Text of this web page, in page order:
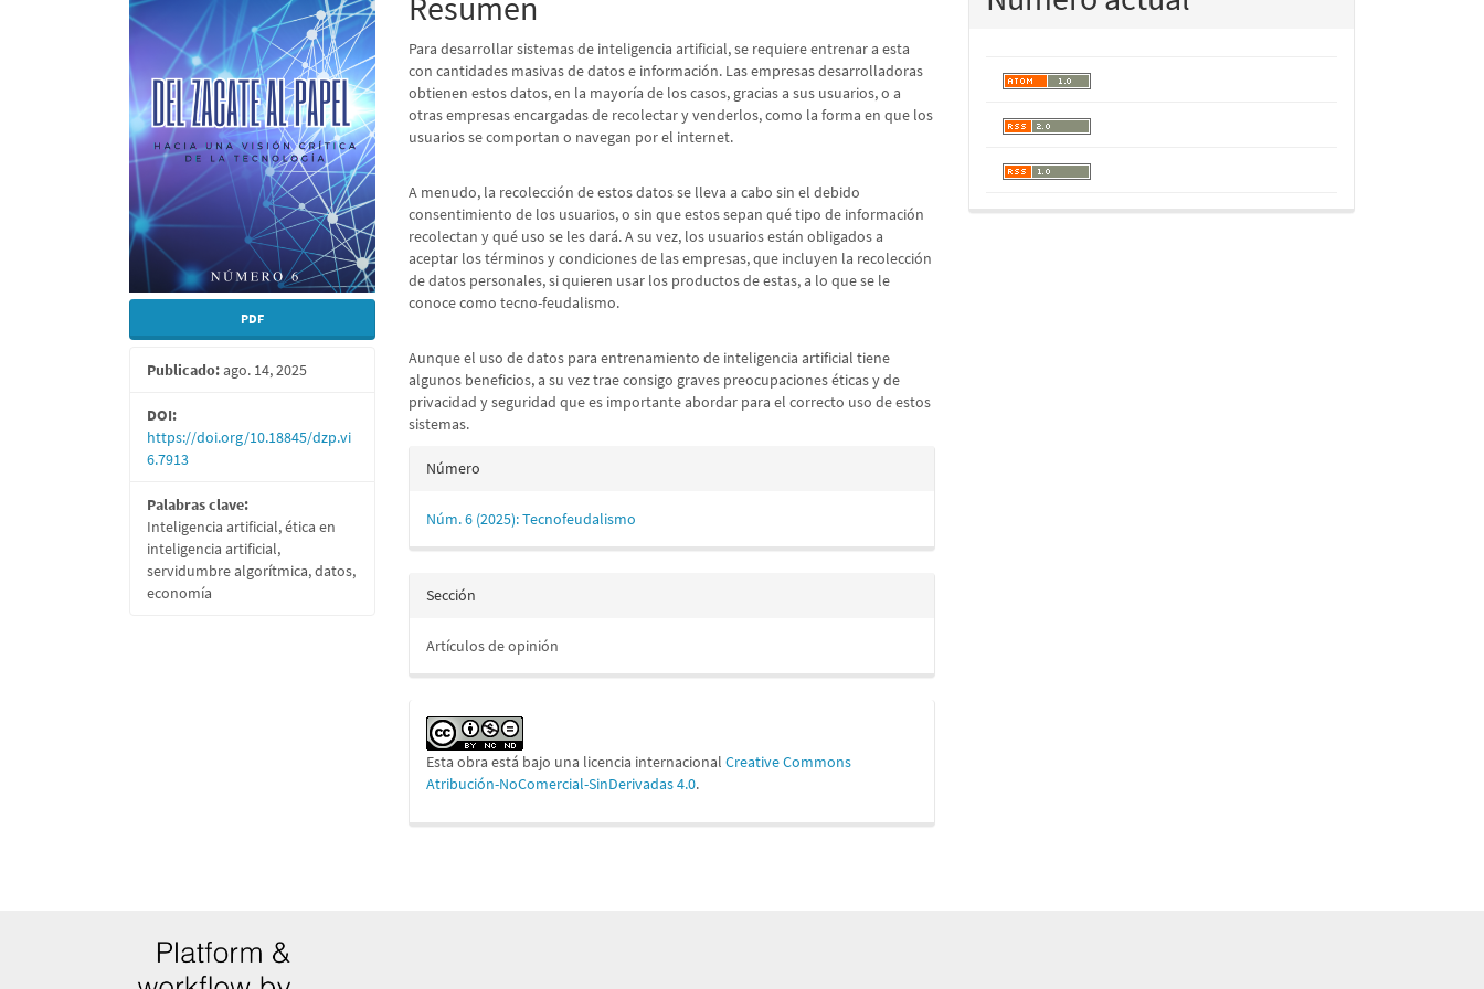
artículo
PDF
Publicado:ago. 14, 2025
DOI:
https://doi.org/10.18845/dzp.vi
6.7913
Palabras clave:
Inteligencia artificial, ética en
inteligencia artificial,
servidumbre algorítmica, datos,
economía
artículo
Para desarrollar sistemas de inteligencia artificial, se requiere entrenar a esta
con cantidades masivas de datos e información. Las empresas desarrolladoras
obtienen estos datos, en la mayoría de los casos, gracias a sus usuarios, o a
otras empresas encargadas de recolectar y venderlos, como la forma en que los
usuarios se comportan o navegan por el internet.
A menudo, la recolección de estos datos se lleva a cabo sin el debido
consentimiento de los usuarios, o sin que estos sepan qué tipo de información
recolectan y qué uso se les dará. A su vez, los usuarios están obligados a
aceptar los términos y condiciones de las empresas, que incluyen la recolección
de datos personales, si quieren usar los productos de estas, a lo que se le
conoce como tecno-feudalismo.
Aunque el uso de datos para entrenamiento de inteligencia artificial tiene
algunos beneficios, a su vez trae consigo graves preocupaciones éticas y de
privacidad y seguridad que es importante abordar para el correcto uso de estos
sistemas.
Detalles
artículo
Número
Núm. 6 (2025): Tecnofeudalismo
Sección
Artículos de opinión
Esta obra está bajo una licencia internacionalCreative Commons
Atribución-NoComercial-SinDerivadas 4.0.